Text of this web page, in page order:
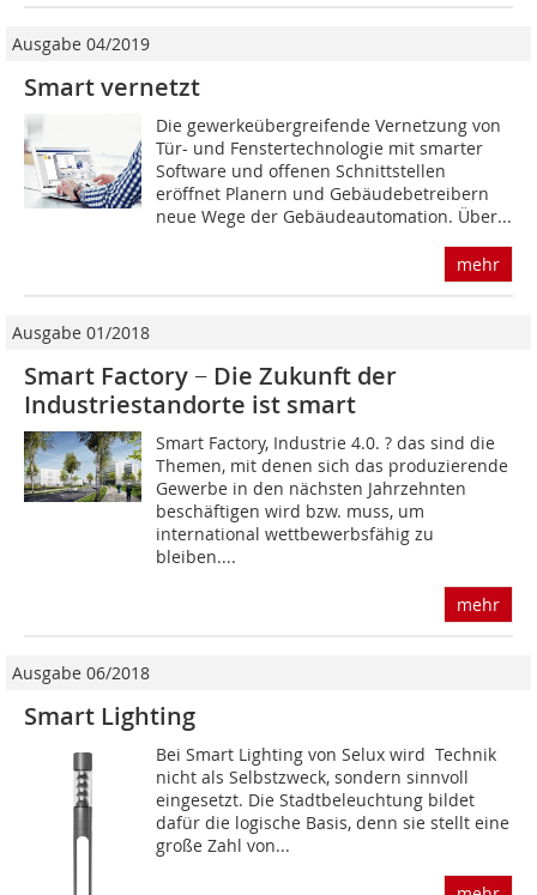
Ausgabe 04/2019
Smart vernetzt
Die gewerkeübergreifende Vernetzung von
Tür- und Fenstertechnologie mit smarter
Software und offenen Schnittstellen
eröffnet Planern und Gebäudebetreibern
neue Wege der Gebäudeautomation. Über...
mehr
Ausgabe 01/2018
Smart Factory − Die Zukunft der
Industriestandorte ist smart
Smart Factory, Industrie 4.0. ? das sind die
Themen, mit denen sich das produzierende
Gewerbe in den nächsten Jahrzehnten
beschäftigen wird bzw. muss, um
international wettbewerbsfähig zu
bleiben....
mehr
Ausgabe 06/2018
Smart Lighting
Bei Smart Lighting von Selux wird Technik
nicht als Selbstzweck, sondern sinnvoll
eingesetzt. Die Stadtbeleuchtung bildet
dafür die logische Basis, denn sie stellt eine
große Zahl von...